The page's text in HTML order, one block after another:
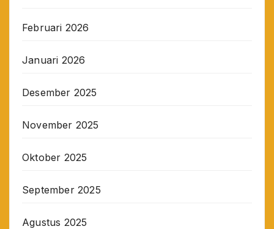
Februari 2026
Januari 2026
Desember 2025
November 2025
Oktober 2025
September 2025
Agustus 2025